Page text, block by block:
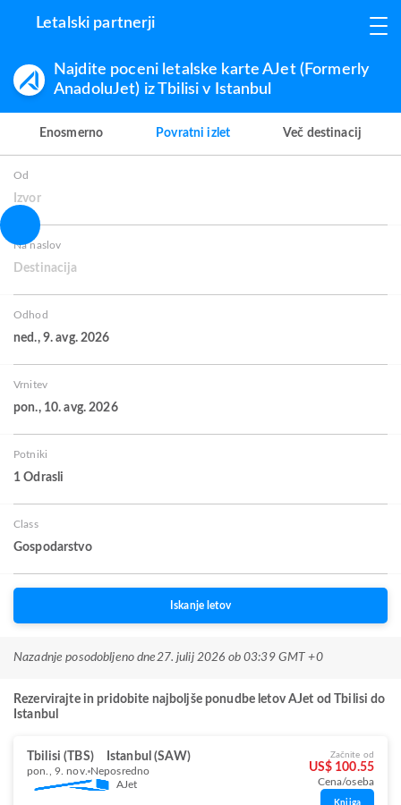
Letalski partnerji
Najdite poceni letalske karte AJet (Formerly
AnadoluJet) iz Tbilisi v Istanbul
Enosmerno Povratni izlet Več destinacij
Od
Izvor
Na naslov
Destinacija
Odhod
ned., 9. avg. 2026
Vrnitev
pon., 10. avg. 2026
Potniki
1 Odrasli
Class
Gospodarstvo
Iskanje letov
Nazadnje posodobljeno dne27. julij 2026 ob 03:39 GMT +0
Rezervirajte in pridobite najboljše ponudbe letov AJet od Tbilisi do
Istanbul
Tbilisi (TBS) Istanbul (SAW)
pon., 9. nov. Neposredno
AJet
Začnite od
US$ 100.55
Cena/oseba
Knjiga